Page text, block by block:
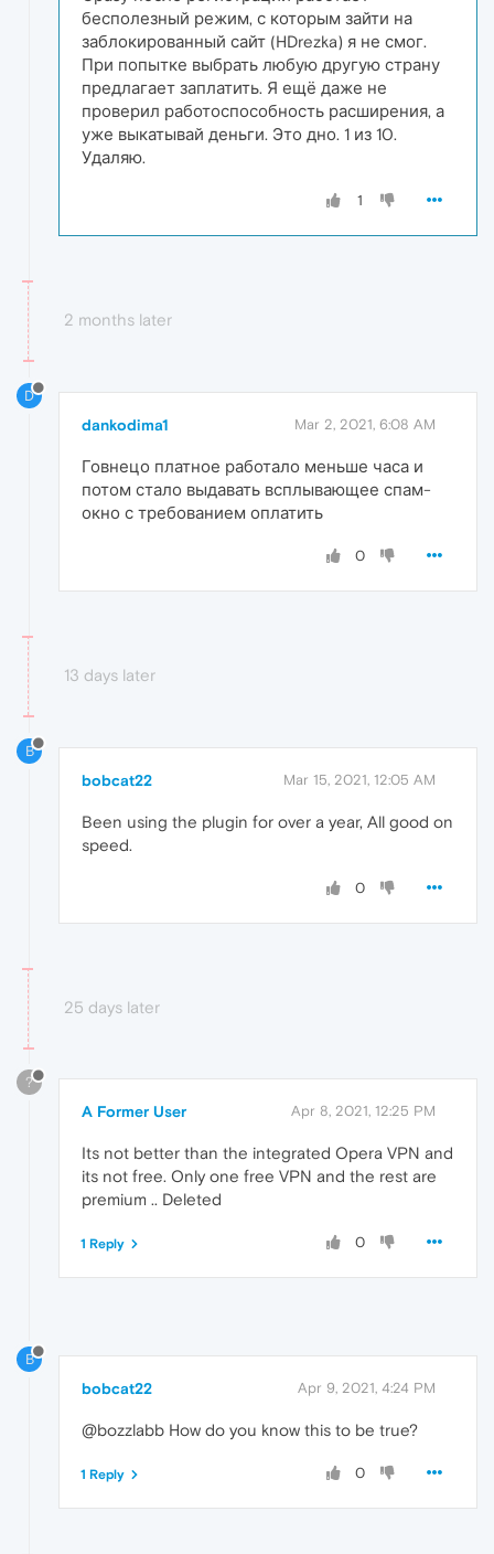
бесполезный режим, с которым зайти на
заблокированный сайт (HDrezka) я не смог.
При попытке выбрать любую другую страну
предлагает заплатить. Я ещё даже не
проверил работоспособность расширения, а
уже выкатывай деньги. Это дно. 1 из 10.
Удаляю.
1
2 months later
D
dankodima1 Mar 2, 2021, 6:08 AM
Говнецо платное работало меньше часа и
потом стало выдавать всплывающее спам-
окно с требованием оплатить
0
13 days later
B
bobcat22 Mar 15, 2021, 12:05 AM
Been using the plugin for over a year, All good on
speed.
0
25 days later
?
A Former User Apr 8, 2021, 12:25 PM
Its not better than the integrated Opera VPN and
its not free. Only one free VPN and the rest are
premium .. Deleted
0
1 Reply
B
bobcat22 Apr 9, 2021, 4:24 PM
@bozzlabb How do you know this to be true?
0
1 Reply